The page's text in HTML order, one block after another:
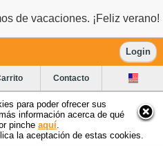
de vacaciones. ¡Feliz verano!
Login
Contacto
para poder ofrecer sus
información acerca de qué
pinche aquí
la aceptación de estas cookies.